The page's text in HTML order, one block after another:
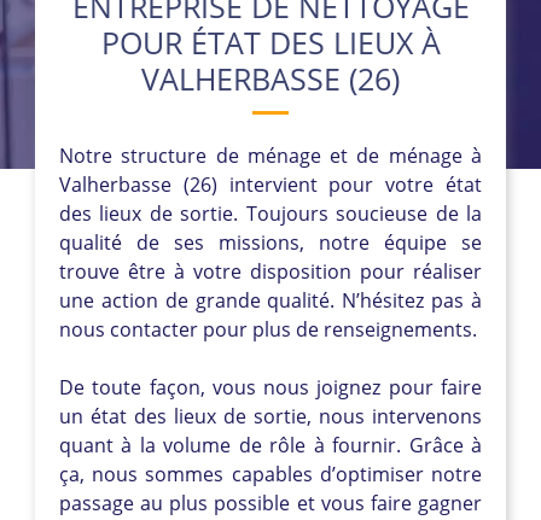
POUR ÉTAT DES LIEUX À
VALHERBASSE (26)
Notre structure de ménage et de ménage à
Valherbasse (26) intervient pour votre état
des lieux de sortie. Toujours soucieuse de la
qualité de ses missions, notre équipe se
trouve être à votre disposition pour réaliser
une action de grande qualité. N’hésitez pas à
nous contacter pour plus de renseignements.
De toute façon, vous nous joignez pour faire
un état des lieux de sortie, nous intervenons
quant à la volume de rôle à fournir. Grâce à
ça, nous sommes capables d’optimiser notre
passage au plus possible et vous faire gagner